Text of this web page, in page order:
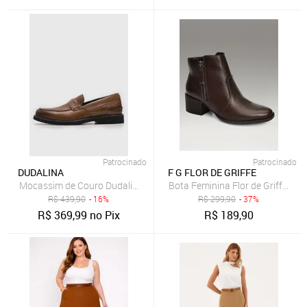
Patrocinado
DUDALINA
Mocassim de Couro Dudalina Penny Loafer Caramelo
R$439,90 - 16%
R$369,99 no Pix
Patrocinado
F G FLOR DE GRIFFE
Bota Feminina Flor de Griffe
R$299,90 - 37%
R$ 189,90